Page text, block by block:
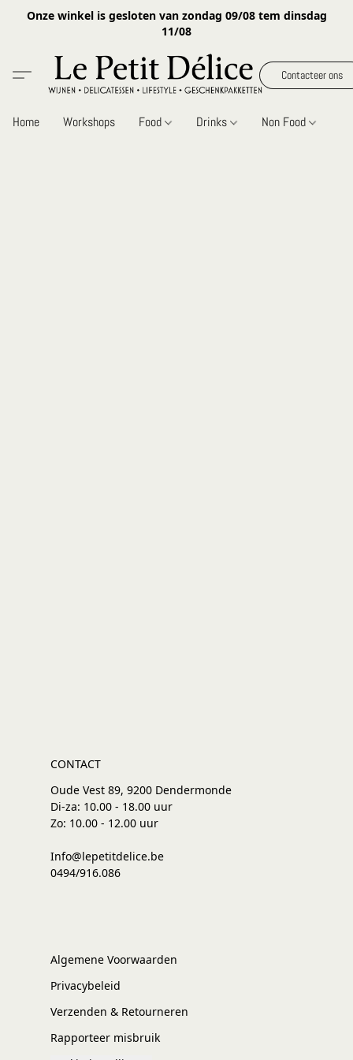
Onze winkel is gesloten van zondag 09/08 tem dinsdag
11/08
Contacteer ons
Home Workshops Food Drinks Non Food
CONTACT
Oude Vest 89, 9200 Dendermonde
Di-za: 10.00 - 18.00 uur
Zo: 10.00 - 12.00 uur
Info@lepetitdelice.be
0494/916.086
Algemene Voorwaarden
Privacybeleid
Verzenden & Retourneren
Rapporteer misbruik